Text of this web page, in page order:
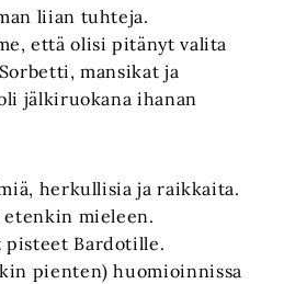
liian tuhteja.
että olisi pitänyt valita
mansikat ja
jälkiruokana ihanan
herkullisia ja raikkaita.
mieleen.
pisteet Bardotille.
pienten) huomioinnissa